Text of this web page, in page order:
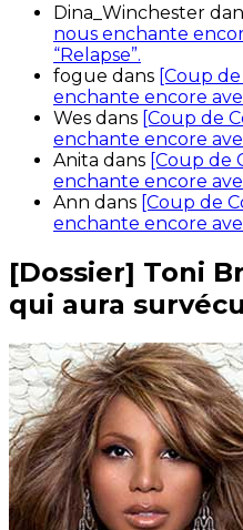
Dina_Winchester
nous enchante
“Relapse”.
fogue dans [Coup
enchante encore
Wes dans [Coup de
enchante encore
Anita dans [Coup de
enchante encore
Ann dans [Coup de
enchante encore
[Dossier] Toni
qui aura